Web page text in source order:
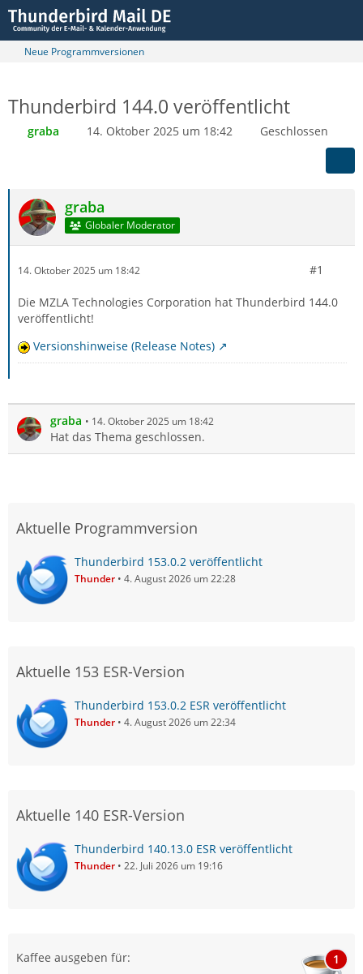
Neue Programmversionen
Thunderbird 144.0 veröffentlicht
graba 14. Oktober 2025 um 18:42 Geschlossen
graba
Globaler Moderator
14. Oktober 2025 um 18:42 #1
Die MZLA Technologies Corporation hat Thunderbird 144.0
veröffentlicht!
Versionshinweise (Release Notes)
graba 14. Oktober 2025 um 18:42
Hat das Thema geschlossen.
Aktuelle Programmversion
Thunderbird 153.0.2 veröffentlicht
Thunder 4. August 2026 um 22:28
Aktuelle 153 ESR-Version
Thunderbird 153.0.2 ESR veröffentlicht
Thunder 4. August 2026 um 22:34
Aktuelle 140 ESR-Version
Thunderbird 140.13.0 ESR veröffentlicht
Thunder 22. Juli 2026 um 19:16
Kaffee ausgeben für: 1